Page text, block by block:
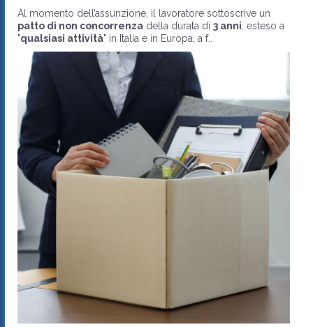
Al momento dell’assunzione, il lavoratore sottoscrive un
patto di non concorrenza della durata di 3 anni, esteso a
"qualsiasi attività" in Italia e in Europa, a f..